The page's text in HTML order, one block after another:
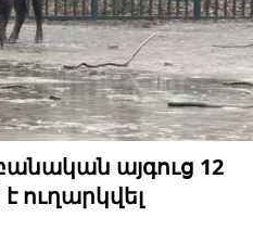
այգուց 12
ուղարկվել